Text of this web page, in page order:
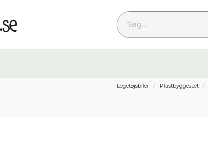
Søg...
Legetøjsbiler Plastbyggesæt